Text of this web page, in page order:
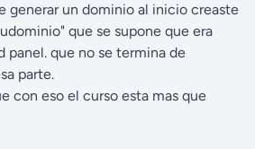
generar un dominio al inicio creaste
que se supone que era
panel. que no se termina de
parte.
con eso el curso esta mas que